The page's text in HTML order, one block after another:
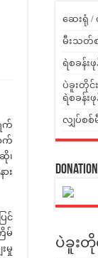
က်
က်
၊
း
င်
မ်
မှု
ဆေးရုံ
မီးသတ်စ
ရဲစခန်းဖု
ပဲခူးတိုင်
ရဲစခန်းဖု
လျှပ်စစ်
Donation
ပဲခူးတို